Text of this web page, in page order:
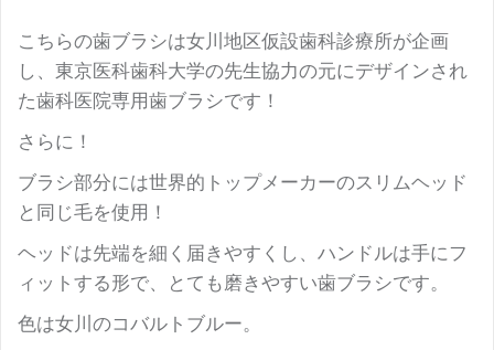
こちらの歯ブラシは女川地区仮設歯科診療所が企画
し、東京医科歯科大学の先生協力の元にデザインされ
た歯科医院専用歯ブラシです！
さらに！
ブラシ部分には世界的トップメーカーのスリムヘッド
と同じ毛を使用！
ヘッドは先端を細く届きやすくし、ハンドルは手にフ
ィットする形で、とても磨きやすい歯ブラシです。
色は女川のコバルトブルー。